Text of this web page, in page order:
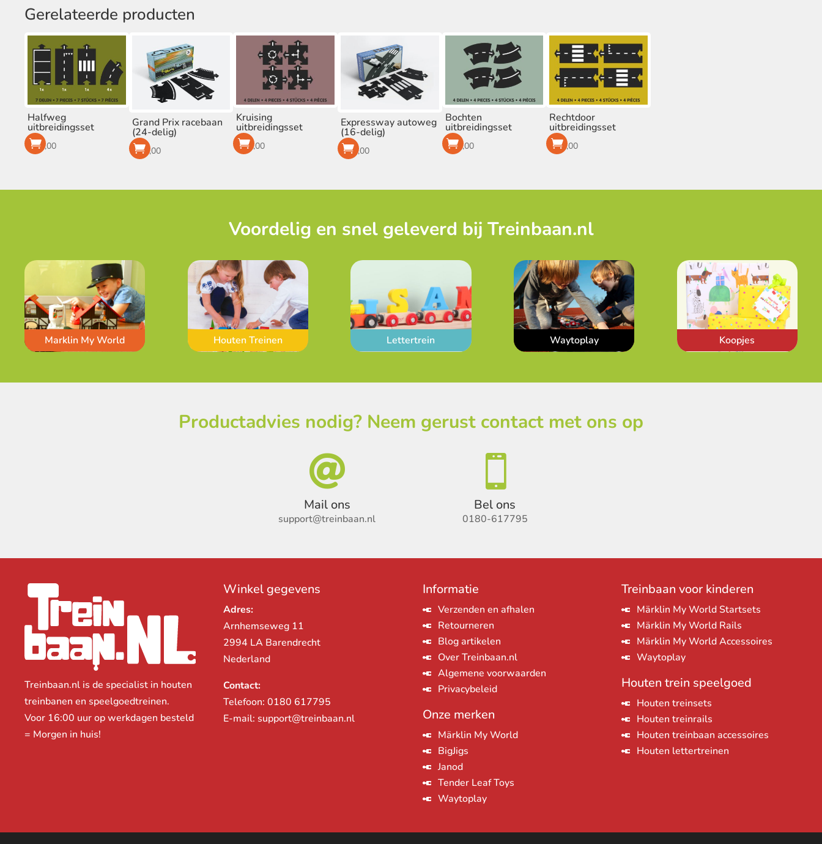
Gerelateerde producten
Halfweg
uitbreidingsset
€21,00
Grand Prix racebaan
(24-delig)
€63,00
Kruising
uitbreidingsset
€13,00
Expressway autoweg
(16-delig)
€44,00
Bochten
uitbreidingsset
€13,00
Rechtdoor
uitbreidingsset
€13,00
Voordelig en snel geleverd bij Treinbaan.nl
Marklin My World Houten Treinen Lettertrein Waytoplay Koopjes
Productadvies nodig? Neem gerust contact met ons op

Mail ons
support@treinbaan.nl

Bel ons
0180-617795
Treinbaan.nl is de specialist in houten
treinbanen en speelgoedtreinen.
Voor 16:00 uur op werkdagen besteld
= Morgen in huis!
Winkel gegevens
Adres:
Arnhemseweg 11
2994 LA Barendrecht
Nederland
Contact:
Telefoon:0180 617795
E-mail:support@treinbaan.nl
Informatie
Verzenden en afhalen
Retourneren
Blog artikelen
Over Treinbaan.nl
Algemene voorwaarden
Privacybeleid
Onze merken
Märklin My World
BigJigs
Janod
Tender Leaf Toys
Waytoplay
Treinbaan voor kinderen
Märklin My World Startsets
Märklin My World Rails
Märklin My World Accessoires
Waytoplay
Houten trein speelgoed
Houten treinsets
Houten treinrails
Houten treinbaan accessoires
Houten lettertreinen